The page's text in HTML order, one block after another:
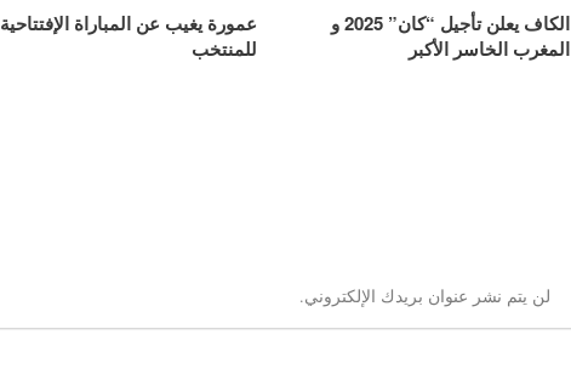
الكاف يعلن تأجيل “كان” 2025 و
المغرب الخاسر الأكبر
عمورة يغيب عن المباراة الإفتتاحية
للمنتخب
لن يتم نشر عنوان بريدك الإلكتروني.